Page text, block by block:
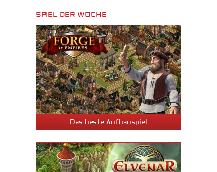
SPIEL DER WOCHE
Das beste Aufbauspiel